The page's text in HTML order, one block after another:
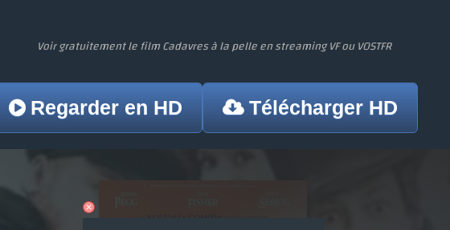
Voir gratuitement le film Cadavres à la pelle en streaming VF ou VOSTFR
Regarder en HD Télécharger HD